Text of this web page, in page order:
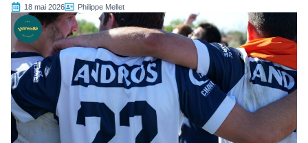
18 mai 2026 Philippe Mellet